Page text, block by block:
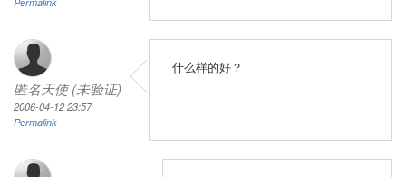
匿名天使 (未验证)
2006-04-12 23:57
Permalink
什么样的好？